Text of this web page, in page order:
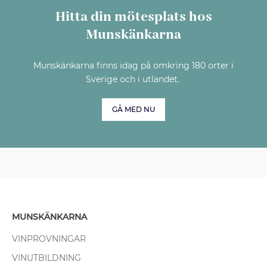
Hitta din mötesplats hos
Munskänkarna
Munskänkarna finns idag på omkring 180 orter i
Sverige och i utlandet.
GÅ MED NU
MUNSKÄNKARNA
VINPROVNINGAR
VINUTBILDNING